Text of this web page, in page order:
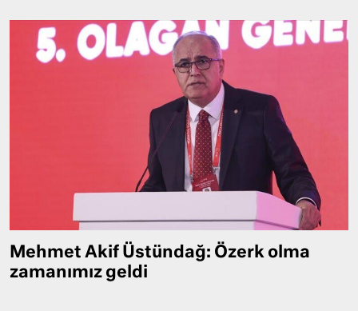
Mehmet Akif Üstündağ: Özerk olma
zamanımız geldi